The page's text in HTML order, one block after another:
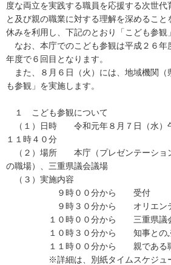
度な両立を実践する職員を応援する次世代
と及び親の職業に対する理解を深めるこ
休みを利用し、下記のとおり「こども参観
なお、本庁でのこども参観は平成２６年
年度で６回目となります。
また、８月６日（火）には、地域機関（
も参観」を実施します。
１ こども参観について
（１）日時 令和元年８月７日（水）
１１時４０分
（２）場所 本庁（プレゼンテーショ
の職場）、三重県議会議場
（３）実施内容
９時００分から 受付
９時３０分から オリエンテー
１０時００分から 三重県議会
１０時３０分から 知事とのふ
１１時００分から 親である職員
※詳細は、別紙タイムスケジュール